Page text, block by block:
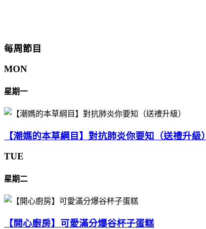
每周節目
MON
星期一
【潮媽的本草綱目】對抗肺炎你要知（送禮升級）
TUE
星期二
【開心廚房】可愛滿分爆谷杯子蛋糕